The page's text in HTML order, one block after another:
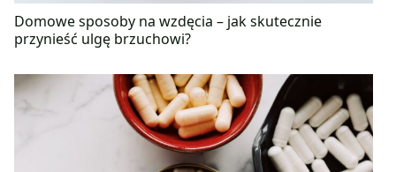
Domowe sposoby na wzdęcia – jak skutecznie
przynieść ulgę brzuchowi?